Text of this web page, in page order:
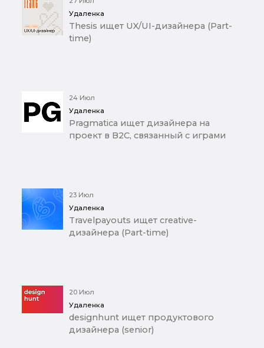
Удаленка
Thesis ищет UX/UI-дизайнера (Part-
time)
24 Июл
Удаленка
Pragmatica ищет дизайнера на
проект в B2C, связанный с играми
23 Июл
Удаленка
Travelpayouts ищет creative-
дизайнера (Part-time)
20 Июл
Удаленка
designhunt ищет продуктового
дизайнера (senior)